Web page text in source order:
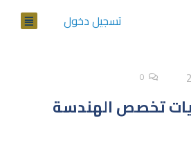
تسجيل دخول
0
تخصص الهندسة